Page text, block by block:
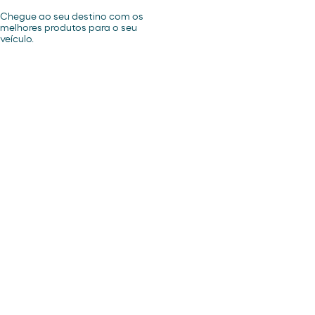
Chegue ao seu destino com os
melhores produtos para o seu
veículo.